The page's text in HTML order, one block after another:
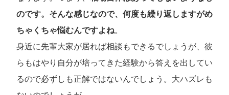
のです。そんな感じなので、何度も繰り返しますがめ
ちゃくちゃ悩むんですよね。
身近に先輩大家が居れば相談もできるでしょうが、彼
らもはやり自分が培ってきた経験から答えを出してい
るので必ずしも正解ではないんでしょう。大ハズレも